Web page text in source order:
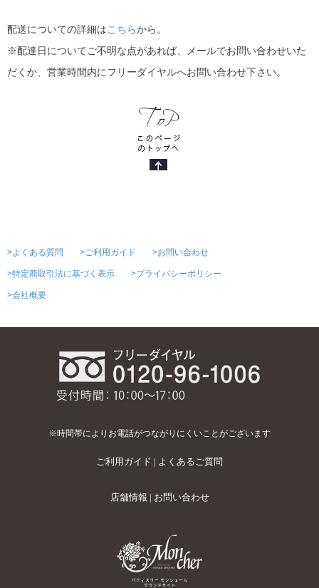
配送についての詳細はこちらから。
※配達日についてご不明な点があれば、メールでお問い合わせいた
だくか、営業時間内にフリーダイヤルへお問い合わせ下さい。
>よくある質問 >ご利用ガイド >お問い合わせ
>特定商取引法に基づく表示 >プライバシーポリシー
>会社概要
※時間帯によりお電話がつながりにくいことがございます
ご利用ガイド | よくあるご質問
店舗情報 | お問い合わせ